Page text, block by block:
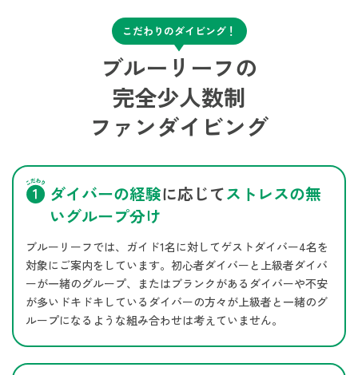
こだわりのダイビング！
ブルーリーフの
完全少人数制
ファンダイビング
ダイバーの経験に応じてストレスの無
いグループ分け
ブルーリーフでは、ガイド1名に対してゲストダイバー4名を
対象にご案内をしています。初心者ダイバーと上級者ダイバ
ーが一緒のグループ、またはブランクがあるダイバーや不安
が多いドキドキしているダイバーの方々が上級者と一緒のグ
ループになるような組み合わせは考えていません。